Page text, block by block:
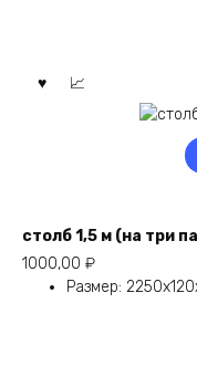
столб 1,5 м (на три
1000,00 ₽
Размер: